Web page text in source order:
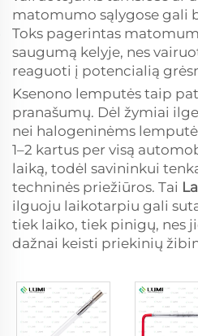
matomumo sąlygose gali
Toks pagerintas
saugumą kelyje, nes
reaguoti į potencialią
Ksenono lemputės taip
pranašumų. Dėl žymiai
nei halogeninėms
1–2 kartus per visą
laiką, todėl savininkui
techninės priežiūros. Tai
ilguoju laikotarpiu gali
tiek laiko, tiek pinigų, nes
dažnai keisti priekinių